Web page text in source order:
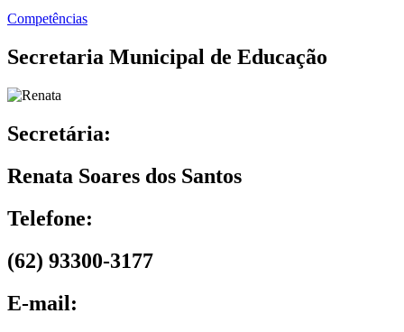
Competências
Secretaria Municipal de Educação
Secretária:
Renata Soares dos Santos
Telefone:
(62) 93300-3177
E-mail: